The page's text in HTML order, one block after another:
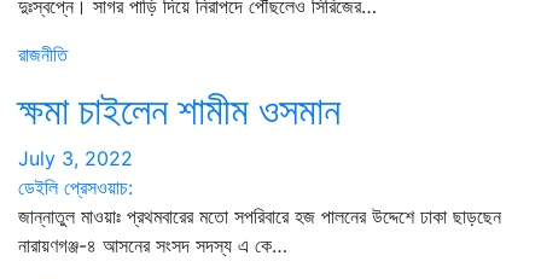
দুঃস্বপ্নে। সাগর পাড়ি দিয়ে নিরাপদে পৌঁছলেও সিরিজের…
রাজনীতি
ক্ষমা চাইলেন শামীম ওসমান
July 3, 2022
ডেইলি প্রেসওয়াচ:
জান্নাতুল মাওয়াঃ প্রথমবারের মতো সপরিবারে হজ পালনের উদ্দেশে ঢাকা ছাড়ছেন
নারায়ণগঞ্জ-৪ আসনের সংসদ সদস্য এ কে…